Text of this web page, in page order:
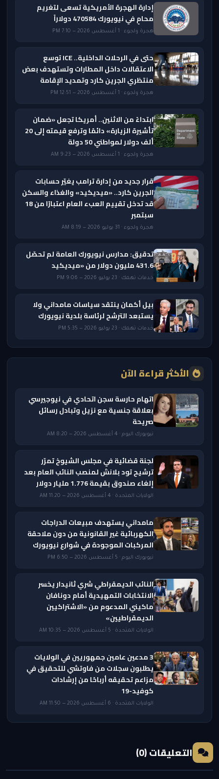
إدارة الهجرة الأمريكية تسعى لتغريم
محامٍ في نيويورك 470584 دولاراً
هجرة ولجوء · 1 أغسطس 2026 — 7:10 PM
حتى في الرحلات الداخلية.. ICE توسع
الاعتقالات داخل المطارات وتستهدف بعض
منتظري الجرين كارد وتمديد الإقامة
هجرة ولجوء · 1 أغسطس 2026 — 12:51 PM
ابتداءً من الاثنين.. أمريكا تجعل «ضمان
تأشيرة الزيارة» دائمًا وترفع قيمته إلى 20
ألف دولار لمواطني 50 دولة
هجرة ولجوء · 1 أغسطس 2026 — 9:23 AM
قرار جديد من إدارة ترامب يغيّر حسابات
الجرين كارد.. «ميديكيد» والغذاء والسكن
قد تدخل تقييم العبء العام اعتبارًا من 18
سبتمبر
هجرة ولجوء · 31 يوليو 2026 — 8:19 AM
تدقيق: مدارس نيويورك العامة لم تحصّل
431.6 مليون دولار من «ميديكيد
خدمات تهمك · 23 يوليو 2026 — 9:06 PM
بيل أكمان ينتقد سياسات مامداني ولا
يستبعد الترشح لرئاسة بلدية نيويورك
خدمات تهمك · 23 يوليو 2026 — 5:35 PM
الأكثر قراءة الآن
اتهام حارسة سجن اتحادي في نيوجيرسي
بعلاقة جنسية مع نزيل وتبادل رسائل
صريحة
نيويورك اليوم · 4 أغسطس 2026 — 8:20 AM
لجنة قضائية في مجلس الشيوخ تمرّر
ترشيح تود بلانش لمنصب النائب العام بعد
إلغاء صندوق بقيمة 1.776 مليار دولار
الولايات المتحدة · 4 أغسطس 2026 — 11:20 AM
مامداني يستهدف مبيعات الدراجات
الكهربائية غير القانونية من دون ملاحقة
المركبات الموجودة في شوارع نيويورك
نيويورك اليوم · 5 أغسطس 2026 — 6:50 PM
النائب الديمقراطي شري ثانيدار يخسر
الانتخابات التمهيدية أمام دونافان
ماكيني المدعوم من «الاشتراكيين
الديمقراطيين»
الولايات المتحدة · 5 أغسطس 2026 — 10:35 AM
3 مدعين عامين جمهوريين في الولايات
يطلبون سجلات من فاوتشي للتحقيق في
مزاعم تحقيقه أرباحًا من إرشادات
كوفيد-19
الولايات المتحدة · 6 أغسطس 2026 — 11:50 AM
التعليقات (0)